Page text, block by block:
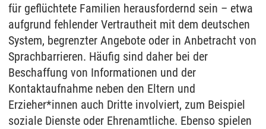
für geflüchtete Familien herausfordernd sein – etwa
aufgrund fehlender Vertrautheit mit dem deutschen
System, begrenzter Angebote oder in Anbetracht von
Sprachbarrieren. Häufig sind daher bei der
Beschaffung von Informationen und der
Kontaktaufnahme neben den Eltern und
Erzieher*innen auch Dritte involviert, zum Beispiel
soziale Dienste oder Ehrenamtliche. Ebenso spielen